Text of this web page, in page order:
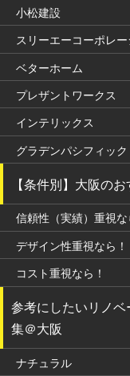
小松建設
スリーエーコーポレー
ベターホーム
プレザントワークス
インテリックス
グラデンパシフィック
【条件別】大阪の
信頼性（実績）重視な
デザイン性重視なら！
コスト重視なら！
参考にしたいリノベ
集＠大阪
ナチュラル